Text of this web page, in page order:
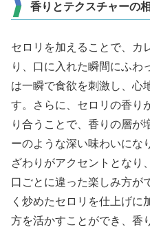
香りとテクスチャーの
セロリを加えることで、カ
り、口に入れた瞬間にふわ
は一瞬で食欲を刺激し、心
す。さらに、セロリの香り
り合うことで、香りの層が
ーのような深い味わいにな
ざわりがアクセントとなり
口ごとに違った楽しみ方が
く炒めたセロリを仕上げに
方を活かすことができ、香